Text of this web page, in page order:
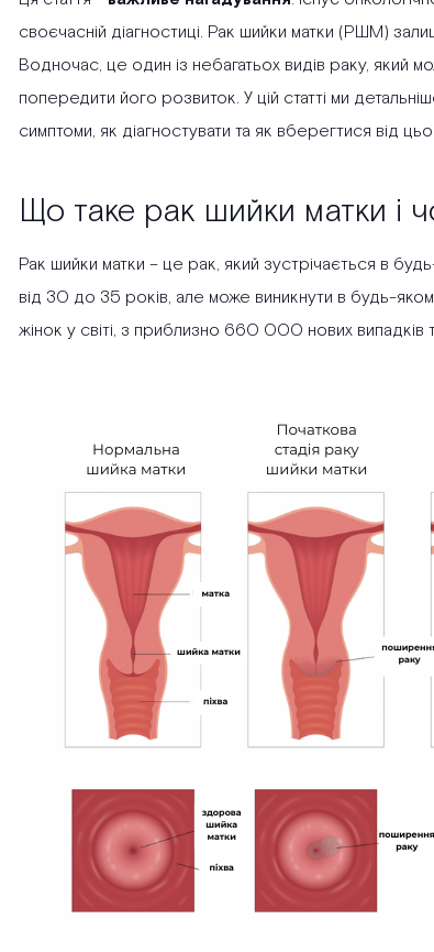
своєчасній діагностиці. Рак шийки матки (РШМ)
Водночас, це один із небагатьох видів раку, який
попередити його розвиток. У цій статті ми
симптоми, як діагностувати та як вберегтися від
Що таке рак шийки матки і
Рак шийки матки – це рак, який зустрічається в
від 30 до 35 років, але може виникнути в будь-
жінок у світі, з приблизно 660 000 нових